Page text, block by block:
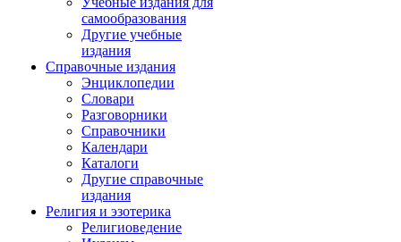
самообразования
Другие учебные
издания
Справочные издания
Энциклопедии
Словари
Разговорники
Справочники
Календари
Каталоги
Другие справочные
издания
Религия и эзотерика
Религиоведение